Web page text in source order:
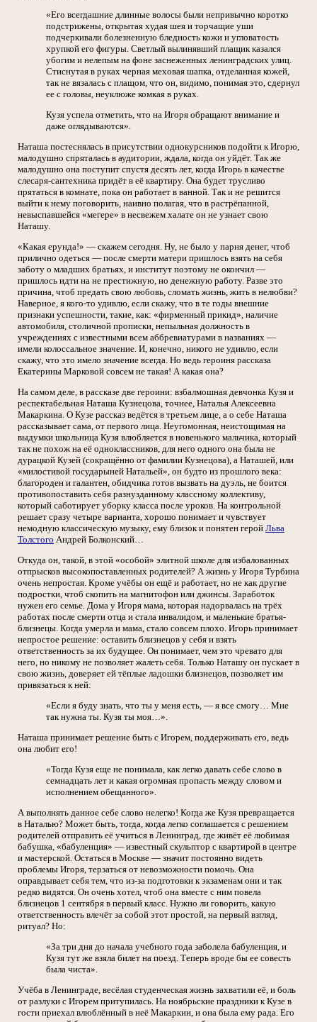
«Его всегдашние длинные волосы были непривычно коротко
подстрижены, открытая худая шея и торчащие уши
подчеркивали болезненную бледность кожи и угловатость
хрупкой его фигуры. Светлый вылинявший плащик казался
убогим и нелепым на фоне заснеженных ленинградских улиц.
Стиснутая в руках черная меховая шапка, отделанная кожей,
так не вязалась с плащом, что он, видимо, понимая это, сдернул
ее с головы, неуклюже комкая в руках.
Кузя успела отметить, что на Игоря обращают внимание и
даже оглядываются».
Наташа постеснялась в присутствии однокурсников подойти к Игорю,
малодушно спряталась в аудитории, ждала, когда он уйдёт. Так же
малодушно она поступит спустя десять лет, когда Игорь в качестве
слесаря-сантехника придёт в её квартиру. Она будет трусливо
прятаться в комнате, пока он работает в ванной. Так и не решится
выйти к нему поговорить, наивно полагая, что в растрёпанной,
невыспавшейся «мегере» в несвежем халате он не узнает свою
Наташу.
«Какая ерунда!» — скажем сегодня. Ну, не было у парня денег, чтоб
прилично одеться — после смерти матери пришлось взять на себя
заботу о младших братьях, и институт поэтому не окончил —
пришлось идти на не престижную, но денежную работу. Разве это
причина, чтоб предать свою любовь, сломать жизнь, жить в нелюбви?
Наверное, я кого-то удивлю, если скажу, что в те годы внешние
признаки успешности, такие, как: «фирменный прикид», наличие
автомобиля, столичной прописки, непыльная должность в
учреждениях с известными всем аббревиатурами в названиях —
имели колоссальное значение. И, конечно, никого не удивлю, если
скажу, что это имело значение всегда. Но ведь героиня рассказа
Екатерины Марковой совсем не такая! А какая она?
На самом деле, в рассказе две героини: взбалмошная девчонка Кузя и
респектабельная Наташа Кузнецова, точнее, Наталья Алексеевна
Макаркина. О Кузе рассказ ведётся в третьем лице, а о себе Наташа
рассказывает сама, от первого лица. Неугомонная, неистощимая на
выдумки школьница Кузя влюбляется в новенького мальчика, который
так не похож на её одноклассников, для него одного она была не
дурацкой Кузей (сокращённо от фамилии Кузнецова), а Наташей, или
«милостивой государыней Натальей», он будто из прошлого века:
благороден и галантен, обидчика готов вызвать на дуэль, не боится
противопоставить себя разнузданному классному коллективу,
который саботирует уборку класса после уроков. На контрольной
решает сразу четыре варианта, хорошо понимает и чувствует
немодную классическую музыку, ему близок и понятен герой Льва
Толстого Андрей Болконский…
Откуда он, такой, в этой «особой» элитной школе для избалованных
отпрысков высокопоставленных родителей? А жизнь у Игоря Турбина
очень непростая. Кроме учёбы он ещё и работает, но не как другие
подростки, чтоб скопить на магнитофон или джинсы. Заработок
нужен его семье. Дома у Игоря мама, которая надорвалась на трёх
работах после смерти отца и стала инвалидом, и маленькие братья-
близнецы. Когда умерла и мама, стало совсем плохо. Игорь принимает
непростое решение: оставить близнецов у себя и взять
ответственность за их будущее. Он понимает, чем это чревато для
него, но никому не позволяет жалеть себя. Только Наташу он пускает в
свою жизнь, доверяет ей тёплые ладошки близнецов, позволяет им
привязаться к ней:
«Если я буду знать, что ты у меня есть, — я все смогу… Мне
так нужна ты. Кузя ты моя…».
Наташа принимает решение быть с Игорем, поддерживать его, ведь
она любит его!
«Тогда Кузя еще не понимала, как легко давать себе слово в
семнадцать лет и какая огромная пропасть между словом и
исполнением обещанного».
А выполнять данное себе слово нелегко! Когда же Кузя превращается
в Наталью? Может быть, тогда, когда легко соглашается с решением
родителей отправить её учиться в Ленинград, где живёт её любимая
бабушка, «бабуленция» — известный скульптор с квартирой в центре
и мастерской. Остаться в Москве — значит постоянно видеть
проблемы Игоря, терзаться от невозможности помочь. Она
оправдывает себя тем, что из-за подготовки к экзаменам они и так
редко видятся. Он очень хотел, чтоб она вместе с ним повела
близнецов 1 сентября в первый класс. Нужно ли говорить, какую
ответственность влечёт за собой этот простой, на первый взгляд,
ритуал? Но:
«За три дня до начала учебного года заболела бабуленция, и
Кузя тут же взяла билет на поезд. Теперь вроде бы ее совесть
была чиста».
Учёба в Ленинграде, весёлая студенческая жизнь захватили её, и боль
от разлуки с Игорем притупилась. На ноябрьские праздники к Кузе в
гости приехал влюблённый в неё Макаркин, и она была ему рада. Его